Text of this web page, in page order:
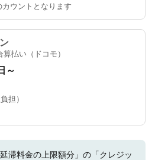
ウントとなります
払い（ドコモ）
～
担）
滞料金の上限額分」の「クレジッ